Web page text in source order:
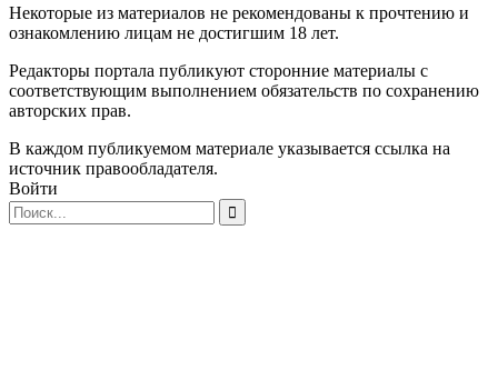
Некоторые из материалов не рекомендованы к прочтению и
ознакомлению лицам не достигшим 18 лет.
Редакторы портала публикуют сторонние материалы с
соответствующим выполнением обязательств по сохранению
авторских прав.
В каждом публикуемом материале указывается ссылка на
источник правообладателя.
Войти